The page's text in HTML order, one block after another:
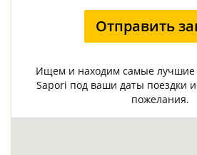
Отправить
Ищем и находим самые лучшие
Sapori под ваши даты поездки
пожелания.